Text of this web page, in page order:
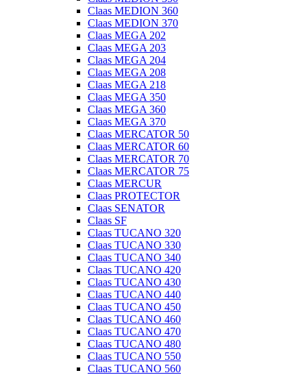
Claas MEDION 360
Claas MEDION 370
Claas MEGA 202
Claas MEGA 203
Claas MEGA 204
Claas MEGA 208
Claas MEGA 218
Claas MEGA 350
Claas MEGA 360
Claas MEGA 370
Claas MERCATOR 50
Claas MERCATOR 60
Claas MERCATOR 70
Claas MERCATOR 75
Claas MERCUR
Claas PROTECTOR
Claas SENATOR
Claas SF
Claas TUCANO 320
Claas TUCANO 330
Claas TUCANO 340
Claas TUCANO 420
Claas TUCANO 430
Claas TUCANO 440
Claas TUCANO 450
Claas TUCANO 460
Claas TUCANO 470
Claas TUCANO 480
Claas TUCANO 550
Claas TUCANO 560